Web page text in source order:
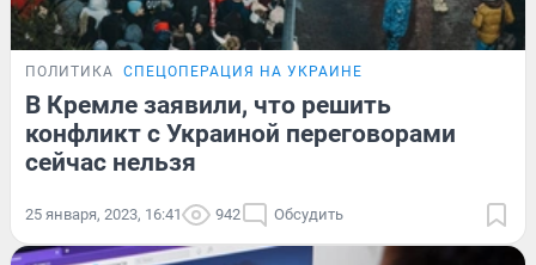
ПОЛИТИКА СПЕЦОПЕРАЦИЯ НА УКРАИНЕ
В Кремле заявили, что решить
конфликт с Украиной переговорами
сейчас нельзя
25 января, 2023, 16:41 942 Обсудить